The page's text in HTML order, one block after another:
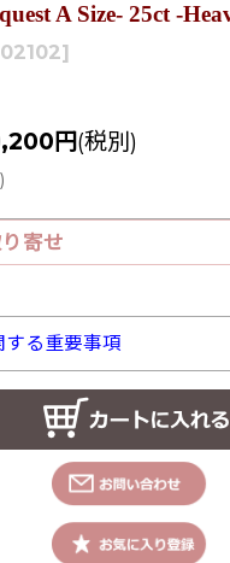
A Size- 25ct -
]
円(税別)
)
寄せ
る重要事項